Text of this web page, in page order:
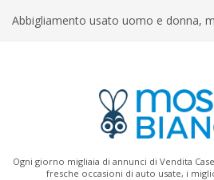
Abbigliamento usato uomo e donna,
Ogni giorno migliaia di annunci di Vendita
fresche occasioni di auto usate, i